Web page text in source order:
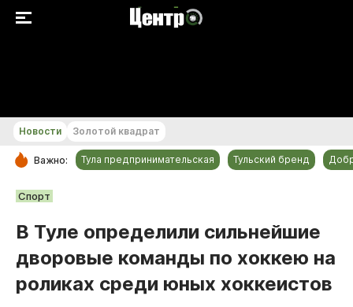
РУБРИКИ
Культура
Происшествия
Спорт
Новости Золотой квадрат
Важно: Тула предпринимательская Тульский бренд
Спорт
В Туле определили сильнейшие
дворовые команды по хоккею на
роликах среди юных хоккеистов